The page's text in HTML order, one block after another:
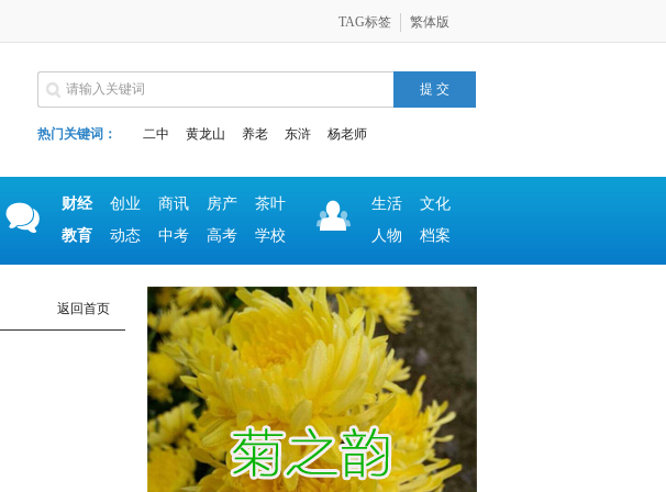
TAG标签 繁体版
热门关键词： 二中 黄龙山 养老 东浒 杨老师
财经 创业 商讯 房产
茶叶
教育
动态 中考 高考 学校
生活
文化
人物
档案
返回首页